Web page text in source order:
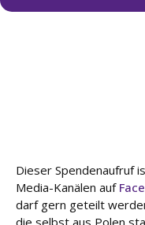
Dieser Spendenaufruf
Media-Kanälen auf
darf gern geteilt
die selbst aus Polen